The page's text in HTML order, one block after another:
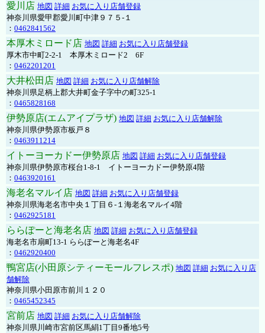
愛川店 地図 詳細 お気に入り店舗登録
神奈川県愛甲郡愛川町中津９７５-１
： 0462841562
本厚木ミロード店 地図 詳細 お気に入り店舗登録
厚木市中町2-2-1 本厚木ミロード2 6F
： 0462201201
大井松田店 地図 詳細 お気に入り店舗解除
神奈川県足柄上郡大井町金子字中の町325-1
： 0465828168
伊勢原店(エムアイプラザ) 地図 詳細 お気に入り店舗解除
神奈川県伊勢原市板戸８
： 0463911214
イトーヨーカドー伊勢原店 地図 詳細 お気に入り店舗登録
神奈川県伊勢原市桜台1-8-1 イトーヨーカドー伊勢原4階
： 0463920161
海老名マルイ店 地図 詳細 お気に入り店舗登録
神奈川県海老名市中央１丁目６-１海老名マルイ4階
： 0462925181
ららぽーと海老名店 地図 詳細 お気に入り店舗登録
海老名市扇町13-1 ららぽーと海老名4F
： 0462920400
鴨宮店(小田原シティーモールフレスポ) 地図 詳細 お気に入り店
舗解除
神奈川県小田原市前川１２０
： 0465452345
宮前店 地図 詳細 お気に入り店舗解除
神奈川県川崎市宮前区馬絹1丁目9番地5号